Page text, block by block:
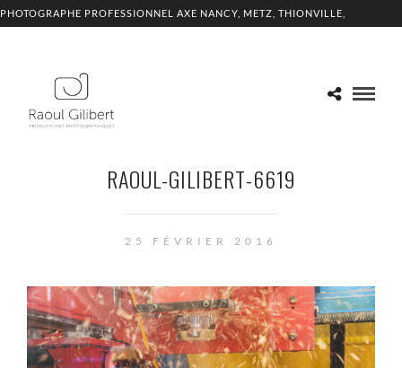
PHOTOGRAPHE PROFESSIONNEL AXE NANCY, METZ, THIONVILLE,
RAOUL-GILIBERT-6619
25 FÉVRIER 2016